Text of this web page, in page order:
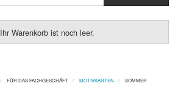
Ihr Warenkorb ist noch leer.
FÜR DAS FACHGESCHÄFT MOTIVKARTEN SOMMER